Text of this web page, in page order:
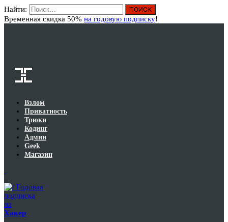
Найти:
Временная скидка 50% на годовую подписку!
Взлом
Приватность
Трюки
Кодинг
Админ
Geek
Магазин
Годовая
подписка
на
Хакер